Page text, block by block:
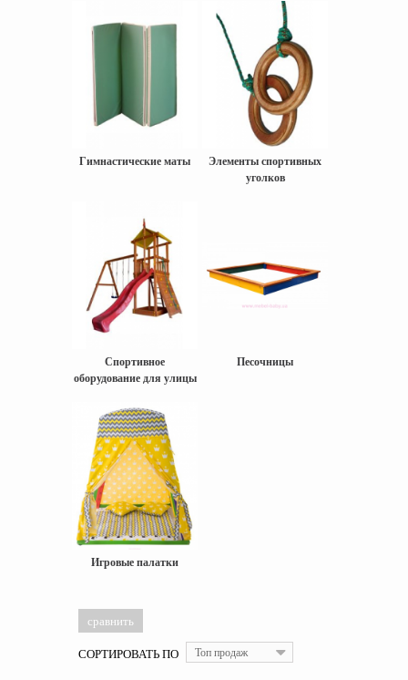
Гимнастические маты
Элементы спортивных
уголков
Спортивное
оборудование для улицы
Песочницы
Игровые палатки
СОРТИРОВАТЬ ПО Топ продаж